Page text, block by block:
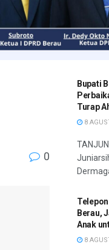
0
Bupati
Turap
8
Berau,
Anak
8